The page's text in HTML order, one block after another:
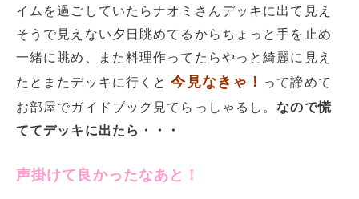
イムを過ごしていたらナオミさんデッキに出て見え
そうで見えない夕日眺めてるからちょっと手を止め
一緒に眺め、また料理作ってたらやっと綺麗に見え
たとまたデッキに行くと今見なきゃ！ って諦めて
お部屋でガイドブック見てらっしゃるし。なので慌
ててデッキに出たら・・・
声掛けて良かったなあと！